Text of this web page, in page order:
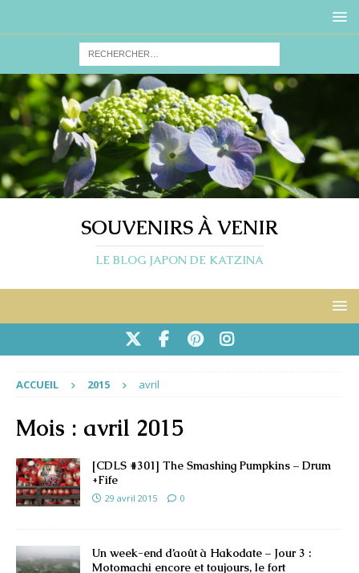
SOUVENIRS À VENIR
LE BLOG JAPON DE KATZINA
ACCUEIL 2015 avril
Mois : avril 2015
[CDLS #301] The Smashing Pumpkins – Drum
+Fife
29 avril 2015 0
Un week-end d’août à Hakodate – Jour 3 :
Motomachi encore et toujours, le fort